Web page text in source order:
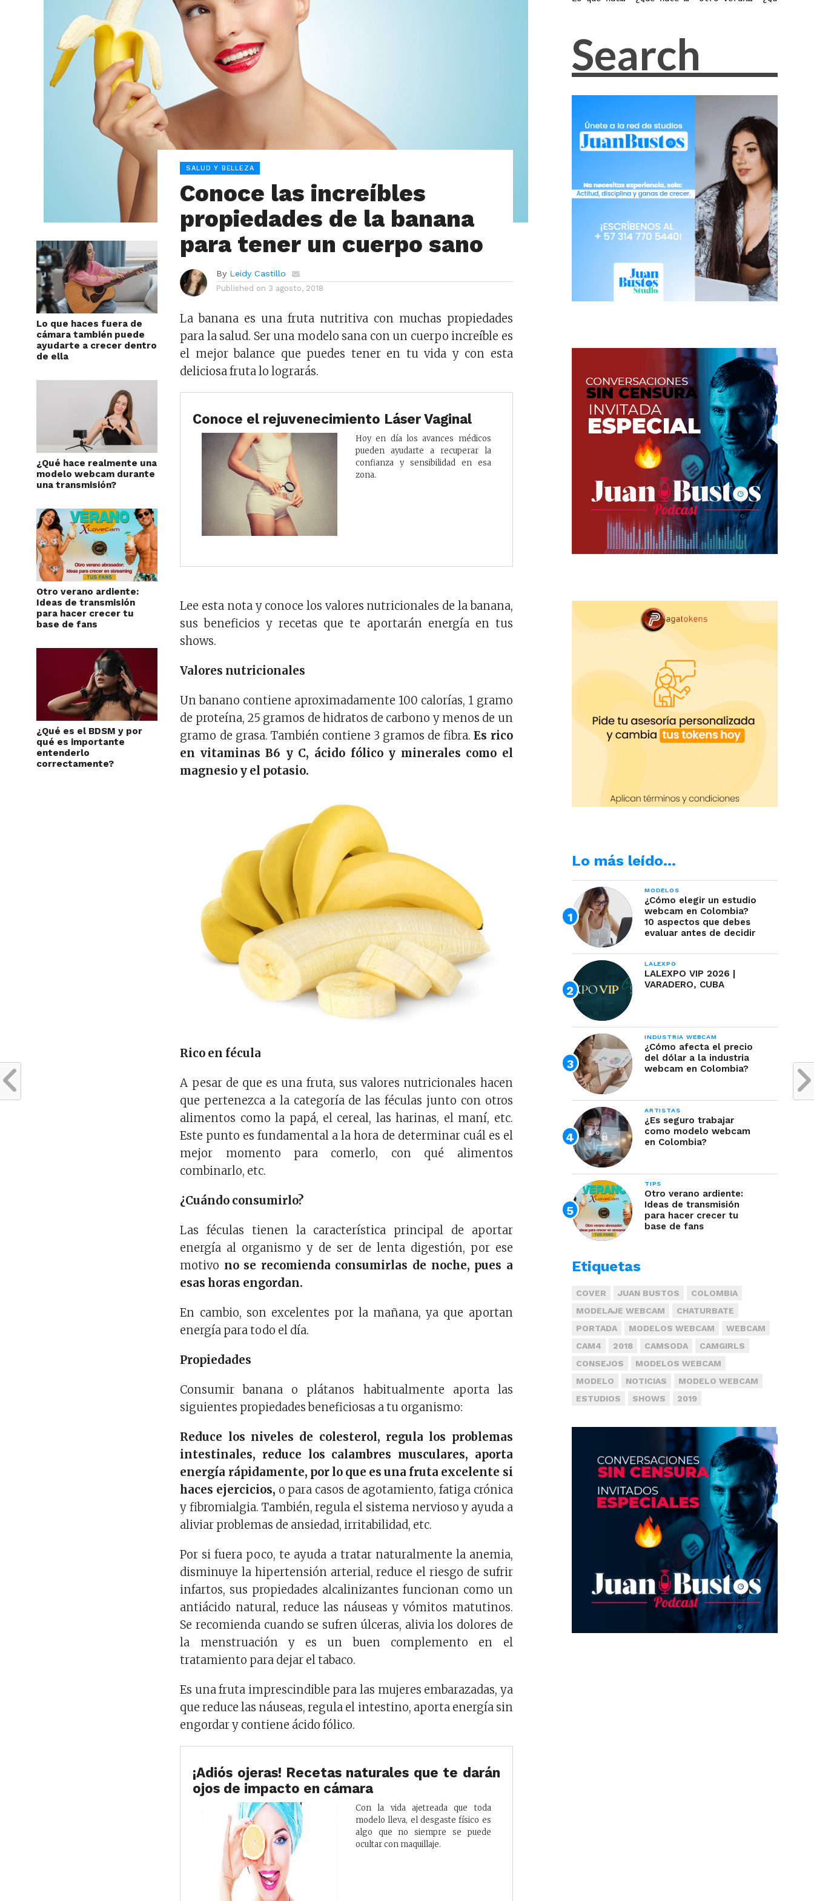
Lo que haces fuera de
cámara también puede
ayudarte a crecer dentro
de ella
¿Qué hace realmente una
modelo webcam durante
una transmisión?
Otro verano ardiente:
Ideas de transmisión
para hacer crecer tu
base de fans
¿Qué es el BDSM y por
qué es importante
entenderlo
correctamente?
SALUD Y BELLEZA
Conoce las increíbles
propiedades de la banana
para tener un cuerpo sano
By Leidy Castillo
Published on 3 agosto, 2018
La banana es una fruta nutritiva con muchas propiedades
para la salud. Ser una modelo sana con un cuerpo increíble es
el mejor balance que puedes tener en tu vida y con esta
deliciosa fruta lo lograrás.
Conoce el rejuvenecimiento Láser Vaginal
Hoy en día los avances médicos
pueden ayudarte a recuperar la
confianza y sensibilidad en esa
zona.
Lee esta nota y conoce los valores nutricionales de la banana,
sus beneficios y recetas que te aportarán energía en tus
shows.
Valores nutricionales
Un banano contiene aproximadamente 100 calorías, 1 gramo
de proteína, 25 gramos de hidratos de carbono y menos de un
gramo de grasa. También contiene 3 gramos de fibra.Es rico
en vitaminas B6 y C, ácido fólico y minerales como el
magnesio y el potasio.
Rico en fécula
A pesar de que es una fruta, sus valores nutricionales hacen
que pertenezca a la categoría de las féculas junto con otros
alimentos como la papá, el cereal, las harinas, el maní, etc.
Este punto es fundamental a la hora de determinar cuál es el
mejor momento para comerlo, con qué alimentos
combinarlo, etc.
¿Cuándo consumirlo?
Las féculas tienen la característica principal de aportar
energía al organismo y de ser de lenta digestión, por ese
motivo no se recomienda consumirlas de noche, pues a
esas horas engordan.
En cambio, son excelentes por la mañana, ya que aportan
energía para todo el día.
Propiedades
Consumir banana o plátanos habitualmente aporta las
siguientes propiedades beneficiosas a tu organismo:
Reduce los niveles de colesterol, regula los problemas
intestinales, reduce los calambres musculares, aporta
energía rápidamente, por lo que es una fruta excelente si
haces ejercicios, o para casos de agotamiento, fatiga crónica
y fibromialgia. También, regula el sistema nervioso y ayuda a
aliviar problemas de ansiedad, irritabilidad, etc.
Por si fuera poco, te ayuda a tratar naturalmente la anemia,
disminuye la hipertensión arterial, reduce el riesgo de sufrir
infartos, sus propiedades alcalinizantes funcionan como un
antiácido natural, reduce las náuseas y vómitos matutinos.
Se recomienda cuando se sufren úlceras, alivia los dolores de
la menstruación y es un buen complemento en el
tratamiento para dejar el tabaco.
Es una fruta imprescindible para las mujeres embarazadas, ya
que reduce las náuseas, regula el intestino, aporta energía sin
engordar y contiene ácido fólico.
¡Adiós ojeras! Recetas naturales que te darán
ojos de impacto en cámara
Con la vida ajetreada que toda
modelo lleva, el desgaste físico es
algo que no siempre se puede
ocultar con maquillaje.
Lo más leído…
MODELOS
¿Cómo elegir un estudio
webcam en Colombia?
10 aspectos que debes
evaluar antes de decidir
LALEXPO
LALEXPO VIP 2026 |
VARADERO, CUBA
INDUSTRIA WEBCAM
¿Cómo afecta el precio
del dólar a la industria
webcam en Colombia?
ARTISTAS
¿Es seguro trabajar
como modelo webcam
en Colombia?
TIPS
Otro verano ardiente:
Ideas de transmisión
para hacer crecer tu
base de fans
Etiquetas
COVER JUAN BUSTOS
COLOMBIA
MODELAJE WEBCAM
CHATURBATE
PORTADA
MODELOS WEBCAM
WEBCAM
CAM4
2018 CAMSODA
CAMGIRLS
CONSEJOS
MODELOS WEBCAM
MODELO
NOTICIAS
MODELO WEBCAM
ESTUDIOS
SHOWS 2019